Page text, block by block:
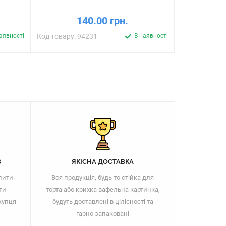
140.00 грн.
Код товару: 94231 В наявності
ЯКІСНА ДОСТАВКА
Вся продукція, будь то стійка для
торта або крихка вафельна картинка,
будуть доставлені в цілісності та
гарно запаковані